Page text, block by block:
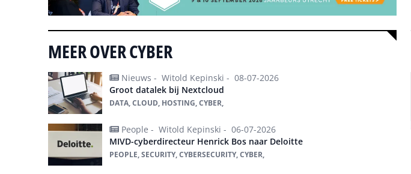
MEER OVER CYBER
Nieuws - Witold Kepinski - 08-07-2026
Groot datalek bij Nextcloud
DATA, CLOUD, HOSTING, CYBER,
People - Witold Kepinski - 06-07-2026
MIVD-cyberdirecteur Henrick Bos naar Deloitte
PEOPLE, SECURITY, CYBERSECURITY, CYBER,